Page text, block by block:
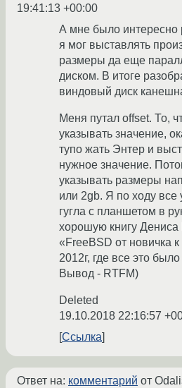
19:41:13 +00:00
А мне было интересно
я мог выставлять
размеры да еще
диском. В итоге
виндовый диск
Меня путал offset. То,
указывать значение,
тупо жать Энтер и
нужное значение.
указывать размеры
или 2gb. Я по ходу все
гугла с планшетом в
хорошую книгу Дениса
«FreeBSD от новичка
2012г, где все это
Вывод - RTFM)
Deleted
19.10.2018 22:16:57
Ссылка
Ответ на: комментарий от